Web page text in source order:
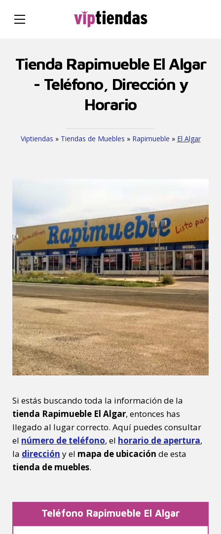
Tienda Rapimueble El Algar
- Teléfono, Dirección y
Horario
Viptiendas » Tiendas de Muebles » Rapimueble » El Algar
Si estás buscando toda la información de la
tienda Rapimueble El Algar, entonces has
llegado al lugar correcto. Aquí puedes consultar
el número de teléfono, el horario de apertura,
la dirección y el mapa de ubicación de esta
tienda de muebles.
Teléfono Rapimueble El Algar